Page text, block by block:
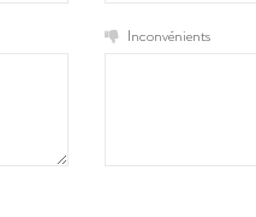
Inconvénients